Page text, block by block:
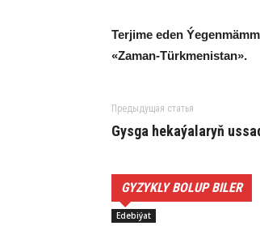
Ter­ji­me eden
«Zaman-Türkmenistan».
Предыдущая статья
Gysga hekaýalaryň
GYZYKLY BOLUP BILER
Edebiýat